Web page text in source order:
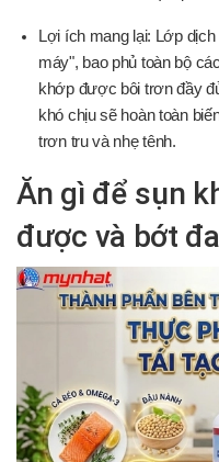
Lợi ích mang lại: Lớp
máy", bao phủ toàn bộ
khớp được bôi trơn đầy
khó chịu sẽ hoàn toàn
trơn tru và nhẹ tênh.
Ăn gì để sụn
được và bớt